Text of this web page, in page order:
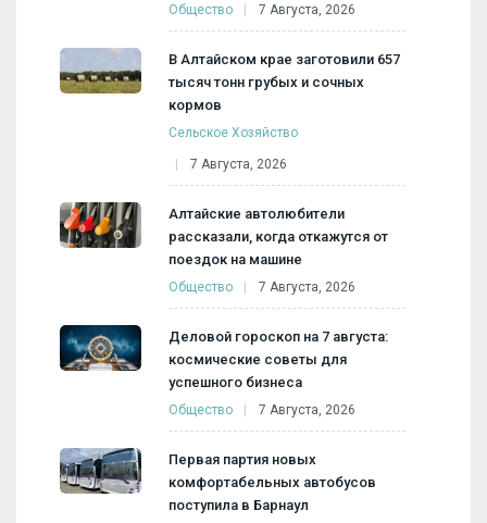
Общество 7 Августа, 2026
В Алтайском крае заготовили 657
тысяч тонн грубых и сочных
кормов
Сельское Хозяйство
7 Августа, 2026
Алтайские автолюбители
рассказали, когда откажутся от
поездок на машине
Общество 7 Августа, 2026
Деловой гороскоп на 7 августа:
космические советы для
успешного бизнеса
Общество 7 Августа, 2026
Первая партия новых
комфортабельных автобусов
поступила в Барнаул